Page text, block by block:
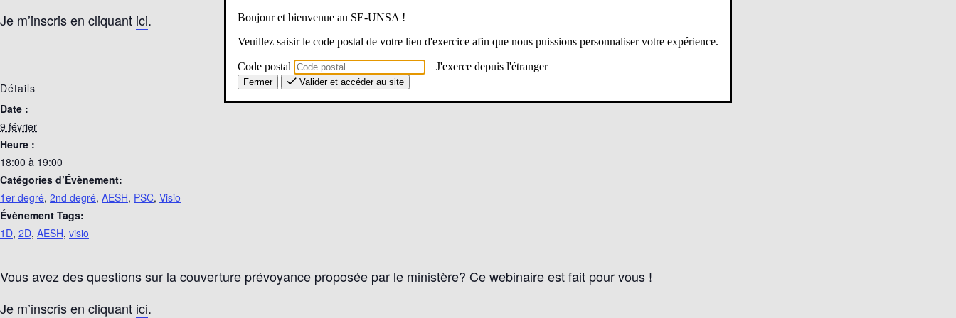
Je m’inscris en cliquant ici.
Détails
Date :
9 février
Heure :
18:00 à 19:00
Catégories d’Évènement:
1er degré, 2nd degré, AESH, PSC, Visio
Évènement Tags:
1D, 2D, AESH, visio
Vous avez des questions sur la couverture prévoyance proposée par le ministère? Ce webinaire est fait pour vous !
Je m’inscris en cliquant ici.
Bonjour et bienvenue au SE-UNSA !
Veuillez saisir le code postal de votre lieu d'exercice afin que nous puissions personnaliser votre expérience.
Code postal J'exerce depuis l'étranger
Fermer Valider et accéder au site